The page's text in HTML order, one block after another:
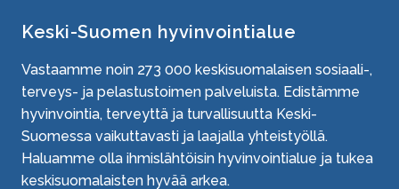
Keski-Suomen hyvinvointialue
Vastaamme noin 273 000 keskisuomalaisen sosiaali-,
terveys- ja pelastustoimen palveluista. Edistämme
hyvinvointia, terveyttä ja turvallisuutta Keski-
Suomessa vaikuttavasti ja laajalla yhteistyöllä.
Haluamme olla ihmislähtöisin hyvinvointialue ja tukea
keskisuomalaisten hyvää arkea.